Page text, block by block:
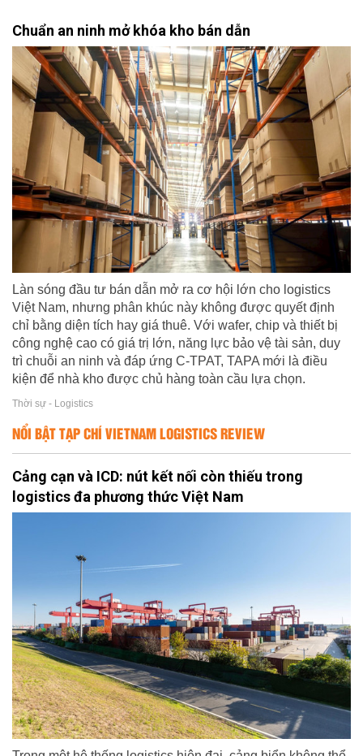
Chuẩn an ninh mở khóa kho bán dẫn
Làn sóng đầu tư bán dẫn mở ra cơ hội lớn cho logistics
Việt Nam, nhưng phân khúc này không được quyết định
chỉ bằng diện tích hay giá thuê. Với wafer, chip và thiết bị
công nghệ cao có giá trị lớn, năng lực bảo vệ tài sản, duy
trì chuỗi an ninh và đáp ứng C-TPAT, TAPA mới là điều
kiện để nhà kho được chủ hàng toàn cầu lựa chọn.
Thời sự - Logistics
NỔI BẬT TẠP CHÍ VIETNAM LOGISTICS REVIEW
Cảng cạn và ICD: nút kết nối còn thiếu trong
logistics đa phương thức Việt Nam